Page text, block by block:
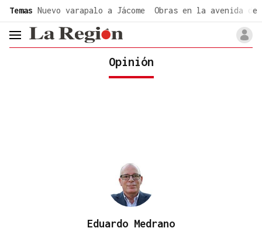
Temas Nuevo varapalo a Jácome Obras en la avenida de
header.menu.open
Opinión
Eduardo Medrano